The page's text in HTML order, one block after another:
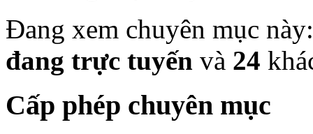
Đang xem chuyên mục
đang trực tuyến và 24
Cấp phép chuyên mục